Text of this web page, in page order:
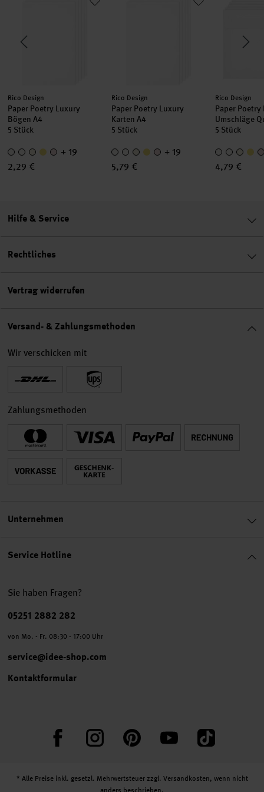
Hersteller:
Rico Design
Paper Poetry Luxury
Bögen A4
5 Stück
+ 19
2,29 €
Hersteller:
Rico Design
Paper Poetry Luxury
Karten A4
5 Stück
+ 19
5,79 €
Hersteller:
Rico Design
Paper Poetry
Umschläge
5 Stück
4,79 €
Service Hotline
Sie haben Fragen?
Telefonnummer
05251 2882 282
von Mo. - Fr. 08:30 - 17:00 Uhr
service@idee-shop.com
Kontaktformular
FacebookInstagram PinterestYouTube TikTok
Hilfe & Service
Rechtliches
Vertrag widerrufen
Versand- & Zahlungsmethoden
Wir verschicken mit
Zahlungsmethoden
Unternehmen
* Alle Preise inkl. gesetzl. Mehrwertsteuer zzgl. Versandkosten, wenn nicht